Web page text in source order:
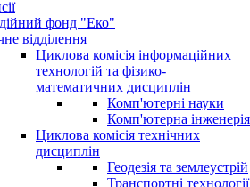
фонд "Еко"
відділення
Циклова комісія інформаційних
технологій та фізико-
математичних дисциплін
Комп'ютерні науки
Комп'ютерна інженерія
Циклова комісія технічних
дисциплін
Геодезія та землеустрій
Транспортні технології